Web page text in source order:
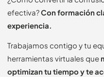
efectiva?Con formación
experiencia.
Trabajamos contigo y tu
herramientas virtuales que
optimizan tu tiempo y te